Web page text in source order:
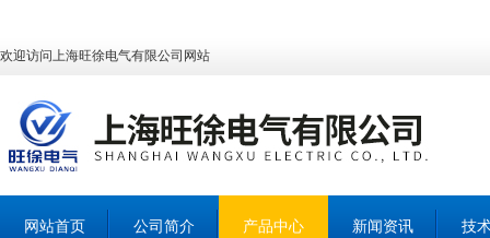
欢迎访问上海旺徐电气有限公司网站
网站首页 公司简介 产品中心 新闻资讯 技